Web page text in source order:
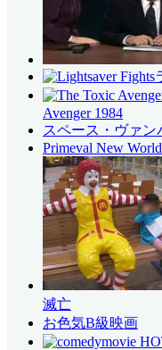
Avenger 1984
スペース・ヴァン
Primeval New World
滅亡
お色気B級映画